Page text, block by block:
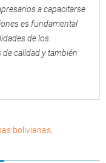
a capacitarse
es fundamental
de los
calidad y también
bolivianas,